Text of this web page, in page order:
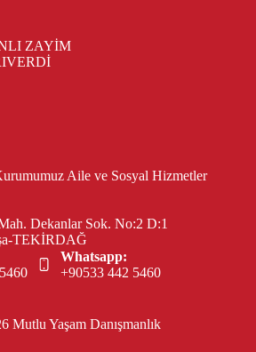
ZAYİM
Aile ve Sosyal Hizmetler
Dekanlar Sok. No:2 D:1
TEKİRDAĞ
Whatsapp:
+90533 442 5460
Mutlu Yaşam Danışmanlık